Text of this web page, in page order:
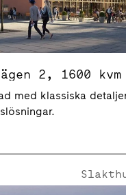
Hallmästarvägen 2, 1600 kvm
med klassiska